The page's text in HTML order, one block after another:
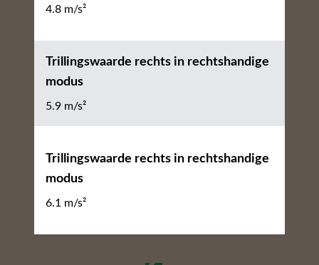
4.8 m/s²
Trillingswaarde rechts in rechtshandige
modus
5.9 m/s²
Trillingswaarde rechts in rechtshandige
modus
6.1 m/s²